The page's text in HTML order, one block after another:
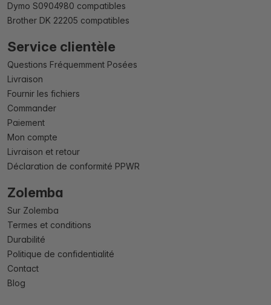
Dymo S0904980 compatibles
Brother DK 22205 compatibles
Service clientèle
Questions Fréquemment Posées
Livraison
Fournir les fichiers
Commander
Paiement
Mon compte
Livraison et retour
Déclaration de conformité PPWR
Zolemba
Sur Zolemba
Termes et conditions
Durabilité
Politique de confidentialité
Contact
Blog